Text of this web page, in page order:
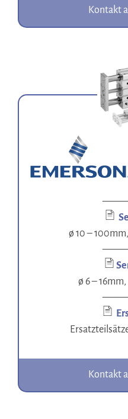
Kontakt
ø 10 –
ø 6 –
Kontakt